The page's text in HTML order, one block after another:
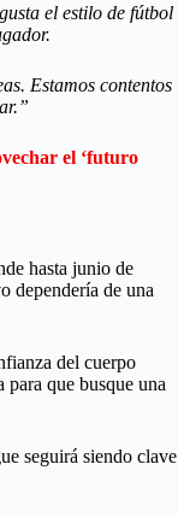
el estilo de fútbol
Estamos contentos
el ‘futuro
hasta junio de
dependería de una
del cuerpo
que busque una
seguirá siendo clave